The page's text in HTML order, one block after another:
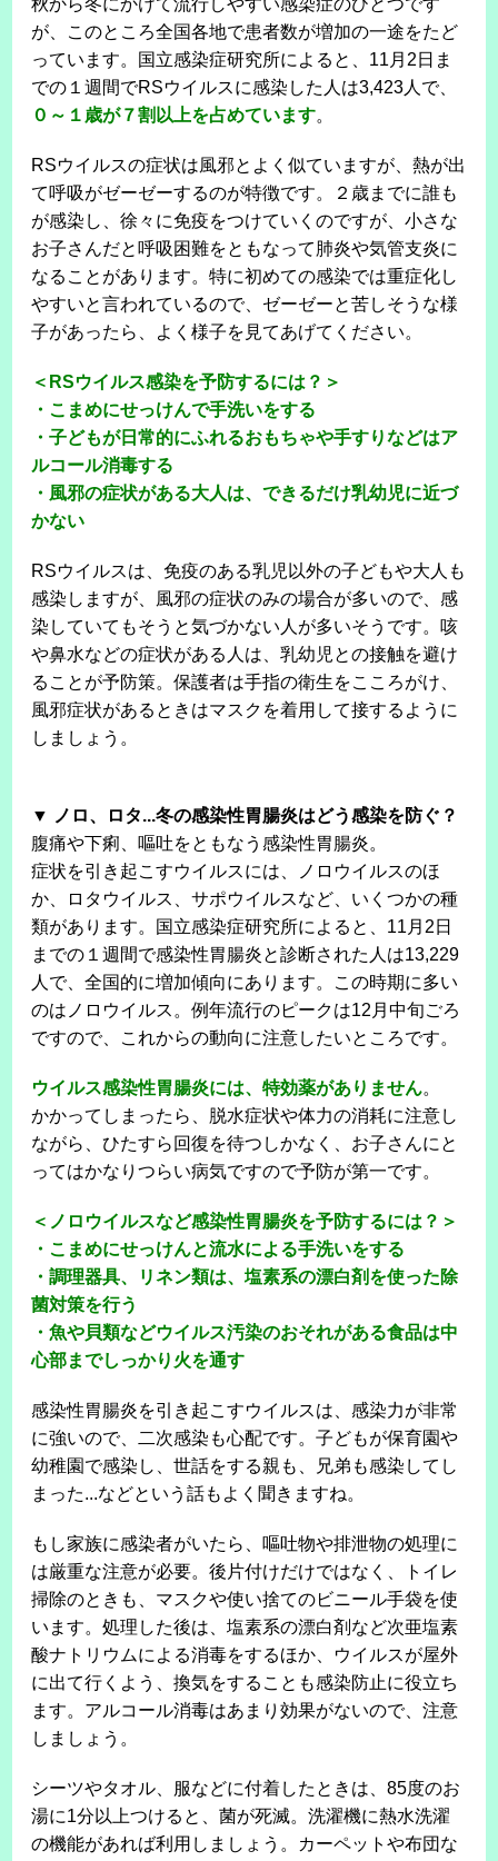
秋から冬にかけて流行しやすい感染症のひとつです
が、このところ全国各地で患者数が増加の一途をたど
っています。国立感染症研究所によると、11月2日ま
での１週間でRSウイルスに感染した人は3,423人で、
０～１歳が７割以上を占めています。
RSウイルスの症状は風邪とよく似ていますが、熱が出
て呼吸がゼーゼーするのが特徴です。２歳までに誰も
が感染し、徐々に免疫をつけていくのですが、小さな
お子さんだと呼吸困難をともなって肺炎や気管支炎に
なることがあります。特に初めての感染では重症化し
やすいと言われているので、ゼーゼーと苦しそうな様
子があったら、よく様子を見てあげてください。
＜RSウイルス感染を予防するには？＞
・こまめにせっけんで手洗いをする
・子どもが日常的にふれるおもちゃや手すりなどはア
ルコール消毒する
・風邪の症状がある大人は、できるだけ乳幼児に近づ
かない
RSウイルスは、免疫のある乳児以外の子どもや大人も
感染しますが、風邪の症状のみの場合が多いので、感
染していてもそうと気づかない人が多いそうです。咳
や鼻水などの症状がある人は、乳幼児との接触を避け
ることが予防策。保護者は手指の衛生をこころがけ、
風邪症状があるときはマスクを着用して接するように
しましょう。
▼ ノロ、ロタ...冬の感染性胃腸炎はどう感染を防ぐ？
腹痛や下痢、嘔吐をともなう感染性胃腸炎。
症状を引き起こすウイルスには、ノロウイルスのほ
か、ロタウイルス、サポウイルスなど、いくつかの種
類があります。国立感染症研究所によると、11月2日
までの１週間で感染性胃腸炎と診断された人は13,229
人で、全国的に増加傾向にあります。この時期に多い
のはノロウイルス。例年流行のピークは12月中旬ごろ
ですので、これからの動向に注意したいところです。
ウイルス感染性胃腸炎には、特効薬がありません。
かかってしまったら、脱水症状や体力の消耗に注意し
ながら、ひたすら回復を待つしかなく、お子さんにと
ってはかなりつらい病気ですので予防が第一です。
＜ノロウイルスなど感染性胃腸炎を予防するには？＞
・こまめにせっけんと流水による手洗いをする
・調理器具、リネン類は、塩素系の漂白剤を使った除
菌対策を行う
・魚や貝類などウイルス汚染のおそれがある食品は中
心部までしっかり火を通す
感染性胃腸炎を引き起こすウイルスは、感染力が非常
に強いので、二次感染も心配です。子どもが保育園や
幼稚園で感染し、世話をする親も、兄弟も感染してし
まった...などという話もよく聞きますね。
もし家族に感染者がいたら、嘔吐物や排泄物の処理に
は厳重な注意が必要。後片付けだけではなく、トイレ
掃除のときも、マスクや使い捨てのビニール手袋を使
います。処理した後は、塩素系の漂白剤など次亜塩素
酸ナトリウムによる消毒をするほか、ウイルスが屋外
に出て行くよう、換気をすることも感染防止に役立ち
ます。アルコール消毒はあまり効果がないので、注意
しましょう。
シーツやタオル、服などに付着したときは、85度のお
湯に1分以上つけると、菌が死滅。洗濯機に熱水洗濯
の機能があれば利用しましょう。カーペットや布団な